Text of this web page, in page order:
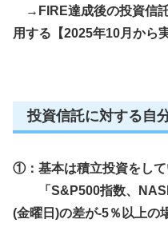
→FIRE達成後の投資信
用する【2025年10月から
投資信託に対する自
①：基本は積立投資をして
「 S&P500指数、
(金曜日)の差が-5％以上の